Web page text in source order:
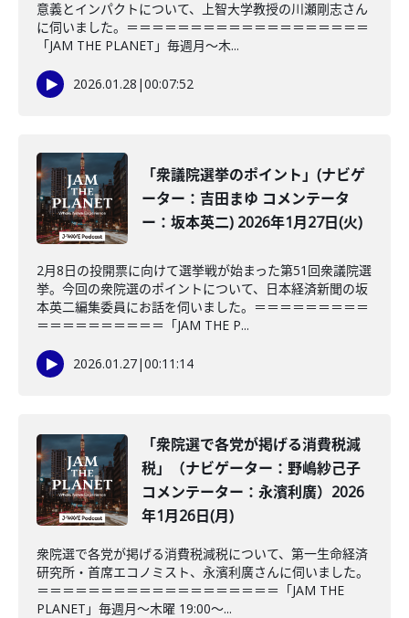
意義とインパクトについて、上智大学教授の川瀬剛志さん
に伺いました。＝＝＝＝＝＝＝＝＝＝＝＝＝＝＝＝＝＝＝
「JAM THE PLANET」毎週月～木...
2026.01.28 |00:07:52
「衆議院選挙のポイント」(ナビゲ
ーター：吉田まゆ コメンテータ
ー：坂本英二) 2026年1月27日(火)
2月8日の投開票に向けて選挙戦が始まった第51回衆議院選
挙。今回の衆院選のポイントについて、日本経済新聞の坂
本英二編集委員にお話を伺いました。＝＝＝＝＝＝＝＝＝
＝＝＝＝＝＝＝＝＝＝「JAM THE P...
2026.01.27|00:11:14
「衆院選で各党が掲げる消費税減
税」（ナビゲーター：野嶋紗己子
コメンテーター：永濱利廣）2026
年1月26日(月)
衆院選で各党が掲げる消費税減税について、第一生命経済
研究所・首席エコノミスト、永濱利廣さんに伺いました。
＝＝＝＝＝＝＝＝＝＝＝＝＝＝＝＝＝＝＝「JAM THE
PLANET」毎週月～木曜 19:00～...